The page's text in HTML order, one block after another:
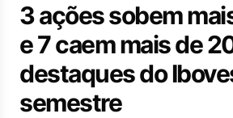
3 ações sobem
e 7 caem mais de
destaques do
semestre